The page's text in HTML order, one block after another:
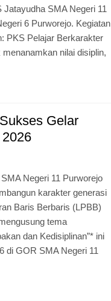
SMA Negeri 11
6 Purworejo. Kegiatan
PKS Pelajar Berkarakter
nilai disiplin,
Gelar
Negeri 11 Purworejo
karakter generasi
Baris Berbaris (LPBB)
tema
dan Kedisiplinan”* ini
di GOR SMA Negeri 11